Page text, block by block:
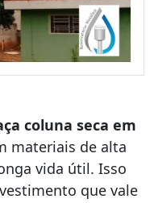
coluna seca em
materiais de alta
vida útil. Isso
que vale